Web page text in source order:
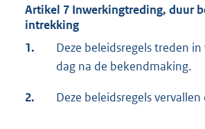
Artikel 7 Inwerkingtreding, duur
intrekking
1.
Deze beleidsregels treden
dag na de bekendmaking.
2. Deze beleidsregels